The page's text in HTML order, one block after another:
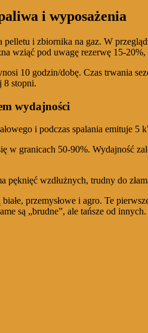
i wyposażenia
i zbiornika na gaz. W
wziąć pod uwagę rezerwę 15-
10 godzin/dobę. Czas trwania
8 stopni.
wydajności
i podczas spalania emituje
w granicach 50-90%. Wydajność
pęknięć wzdłużnych, trudny do
przemysłowe i agro. Te
są „brudne”, ale tańsze od innych.